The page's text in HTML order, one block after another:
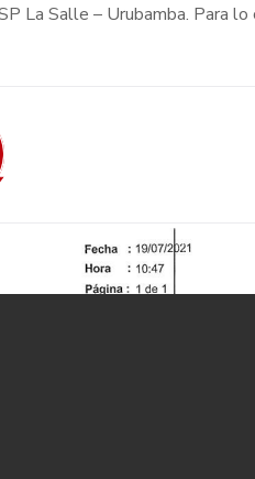
La Salle – Urubamba. Para lo